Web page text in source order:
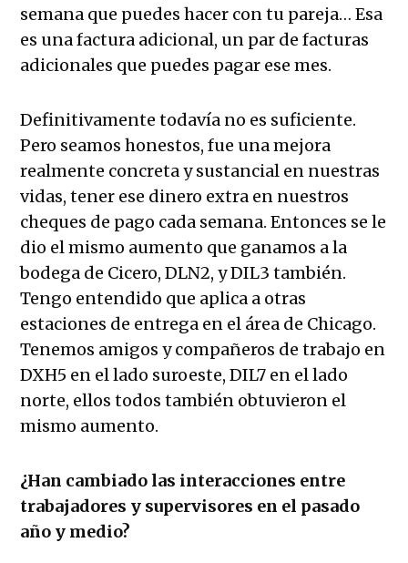
semana que puedes hacer con tu pareja… Esa
es una factura adicional, un par de facturas
adicionales que puedes pagar ese mes.
Definitivamente todavía no es suficiente.
Pero seamos honestos, fue una mejora
realmente concreta y sustancial en nuestras
vidas, tener ese dinero extra en nuestros
cheques de pago cada semana.Entonces se le
dio el mismo aumento que ganamos a la
bodega de Cicero, DLN2, y DIL3 también.
Tengo entendido que aplica a otras
estaciones de entrega en el área de Chicago.
Tenemos amigos y compañeros de trabajo en
DXH5 en el lado suroeste, DIL7 en el lado
norte, ellos todos también obtuvieron el
mismo aumento.
¿Han cambiado las interacciones entre
trabajadores y supervisores en el pasado
año y medio?